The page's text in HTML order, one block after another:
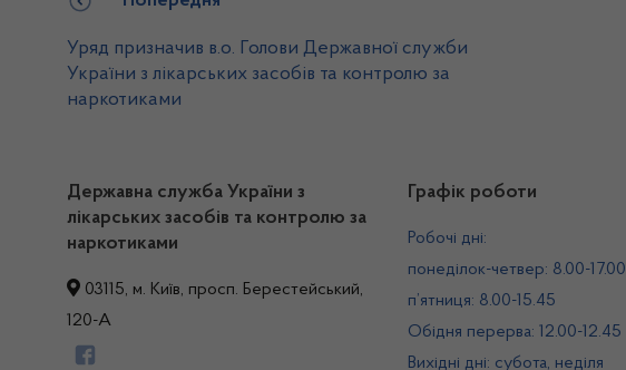
Уряд призначив в.о. Голови Державної служби
України з лікарських засобів та контролю за
наркотиками
Державна служба України з
лікарських засобів та контролю за
наркотиками
03115, м. Київ, просп. Берестейський,
120-А
Графік роботи
Робочі дні:
понеділок-четвер: 8.00-17.00
п’ятниця: 8.00-15.45
Обідня перерва: 12.00-12.45
Вихідні дні: субота, неділя